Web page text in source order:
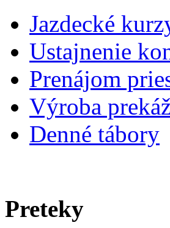
Jazdecké
Ustajnenie
Prenájom
Výroba
Denné tábory
Preteky